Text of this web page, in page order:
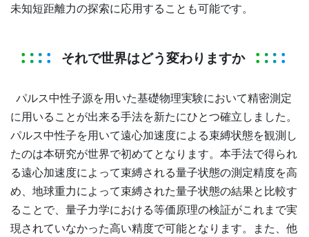
未知短距離力の探索に応用することも可能です。
それで世界はどう変わりますか
パルス中性子源を用いた基礎物理実験において精密測定
に用いることが出来る手法を新たにひとつ確立しました。
パルス中性子を用いて遠心加速度による束縛状態を観測し
たのは本研究が世界で初めてとなります。本手法で得られ
る遠心加速度によって束縛される量子状態の測定精度を高
め、地球重力によって束縛された量子状態の結果と比較す
ることで、量子力学における等価原理の検証がこれまで実
現されていなかった高い精度で可能となります。また、他